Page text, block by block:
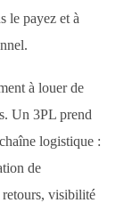
le payez et à
à louer de
Un 3PL prend
logistique :
de
retours, visibilité